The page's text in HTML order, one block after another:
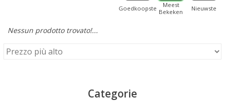
Goedkoopste
Meest
Bekeken
Nieuwste
Nessun prodotto trovato!...
Categorie